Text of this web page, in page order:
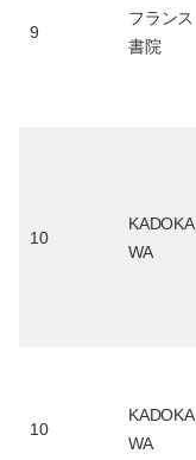
9
フランス
書院
10
KADOKA
WA
10
KADOKA
WA